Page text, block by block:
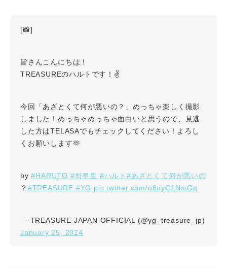
[📸]
皆さんこんにちは！
TREASUREのハルトです！✌️
今回「あざとくて何が悪いの？」めっちゃ楽しく撮影
しました！めっちゃめっちゃ面白いと思うので、見逃
した方はTELASAでもチェックしてください！よろし
くお願いします🫶
by#HARUTO #하루토 #ハルト#あざとくて何が悪いの
？ #TREASURE #YG pic.twitter.com/o6uyC1NmGq
— TREASURE JAPAN OFFICIAL (@yg_treasure_jp)
January 25, 2024